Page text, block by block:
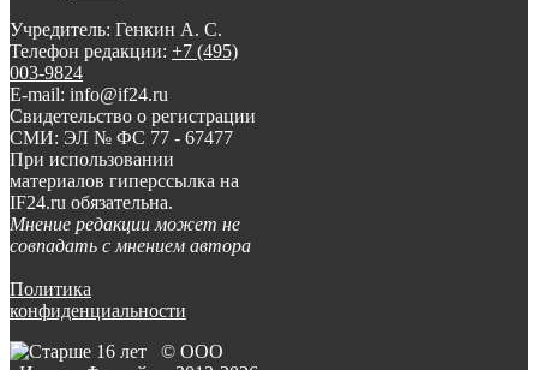
Учредитель: Генкин А. С.
Телефон редакции: +7 (495)
003-9824
E-mail: info@if24.ru
Свидетельство о регистрации
СМИ: ЭЛ № ФС 77 - 67477
При использовании
материалов гиперссылка на
IF24.ru обязательна.
Мнение редакции может не
совпадать с мнением автора
Политика
конфиденциальности
© ООО